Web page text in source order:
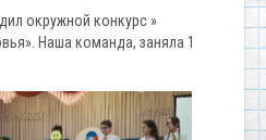
окружной конкурс »
Наша команда, заняла 1